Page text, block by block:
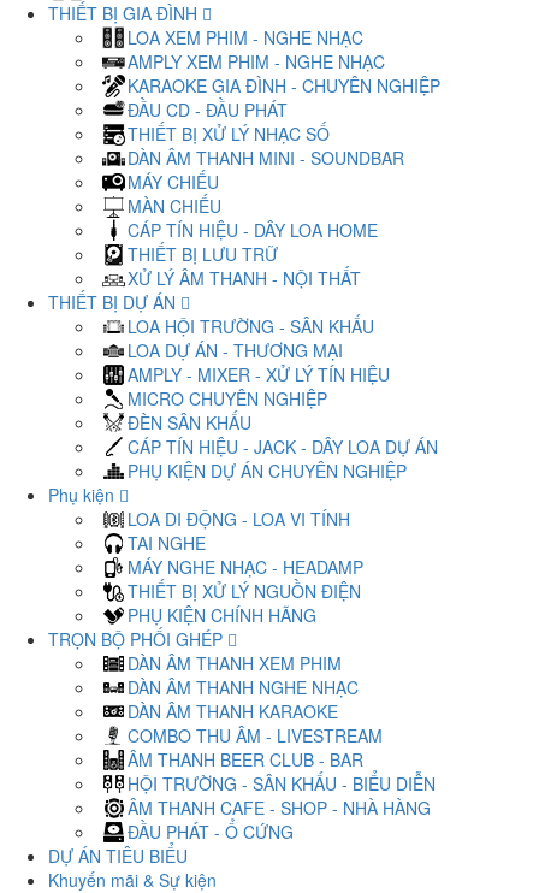
THIẾT BỊ GIA ĐÌNH
LOA XEM PHIM - NGHE NHẠC
AMPLY XEM PHIM - NGHE NHẠC
KARAOKE GIA ĐÌNH - CHUYÊN NGHIỆP
ĐẦU CD - ĐẦU PHÁT
THIẾT BỊ XỬ LÝ NHẠC SỐ
DÀN ÂM THANH MINI - SOUNDBAR
MÁY CHIẾU
MÀN CHIẾU
CÁP TÍN HIỆU - DÂY LOA HOME
THIẾT BỊ LƯU TRỮ
XỬ LÝ ÂM THANH - NỘI THẤT
THIẾT BỊ DỰ ÁN
LOA HỘI TRƯỜNG - SÂN KHẤU
LOA DỰ ÁN - THƯƠNG MẠI
AMPLY - MIXER - XỬ LÝ TÍN HIỆU
MICRO CHUYÊN NGHIỆP
ĐÈN SÂN KHẤU
CÁP TÍN HIỆU - JACK - DÂY LOA DỰ ÁN
PHỤ KIỆN DỰ ÁN CHUYÊN NGHIỆP
Phụ kiện
LOA DI ĐỘNG - LOA VI TÍNH
TAI NGHE
MÁY NGHE NHẠC - HEADAMP
THIẾT BỊ XỬ LÝ NGUỒN ĐIỆN
PHỤ KIỆN CHÍNH HÃNG
TRỌN BỘ PHỐI GHÉP
DÀN ÂM THANH XEM PHIM
DÀN ÂM THANH NGHE NHẠC
DÀN ÂM THANH KARAOKE
COMBO THU ÂM - LIVESTREAM
ÂM THANH BEER CLUB - BAR
HỘI TRƯỜNG - SÂN KHẤU - BIỂU DIỄN
ÂM THANH CAFE - SHOP - NHÀ HÀNG
ĐẦU PHÁT - Ổ CỨNG
DỰ ÁN TIÊU BIỂU
Khuyến mãi & Sự kiện